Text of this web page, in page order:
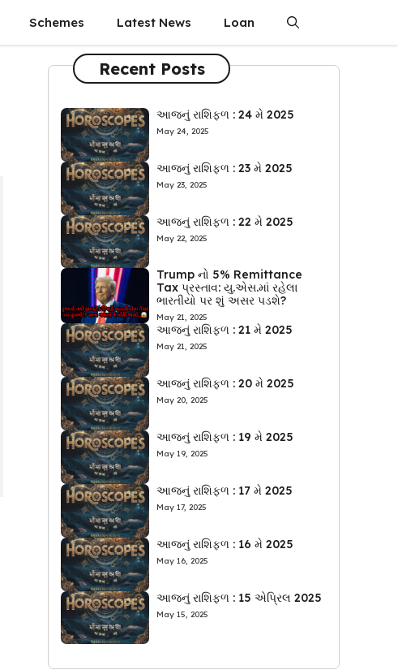
Schemes Latest News Loan
Recent Posts
આજનું રાશિફળ : 24 મે 2025
May 24, 2025
આજનું રાશિફળ : 23 મે 2025
May 23, 2025
આજનું રાશિફળ : 22 મે 2025
May 22, 2025
Trump નો 5% Remittance
Tax પ્રસ્તાવ: યુ.એસ.માં રહેલા
ભારતીયો પર શું અસર પડશે?
May 21, 2025
આજનું રાશિફળ : 21 મે 2025
May 21, 2025
આજનું રાશિફળ : 20 મે 2025
May 20, 2025
આજનું રાશિફળ : 19 મે 2025
May 19, 2025
આજનું રાશિફળ : 17 મે 2025
May 17, 2025
આજનું રાશિફળ : 16 મે 2025
May 16, 2025
આજનું રાશિફળ : 15 એપ્રિલ 2025
May 15, 2025